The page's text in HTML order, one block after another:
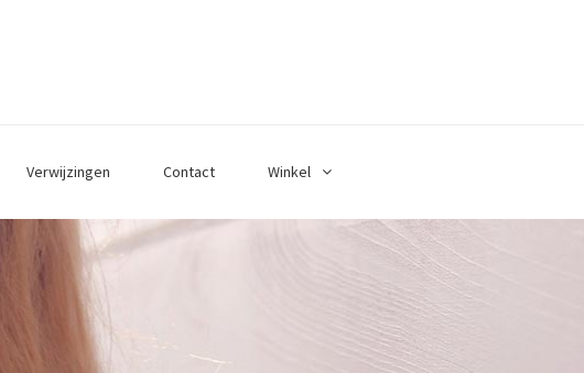
Verwijzingen Contact Winkel